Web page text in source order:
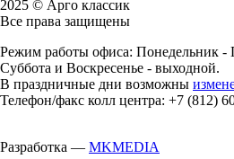
2025 © Арго классик
Все права защищены
Режим работы офиса: Понедельник -
Суббота и Воскресенье - выходной.
В праздничные дни возможны
Телефон/факс колл центра: +7 (812)
Разработка — MKMEDIA